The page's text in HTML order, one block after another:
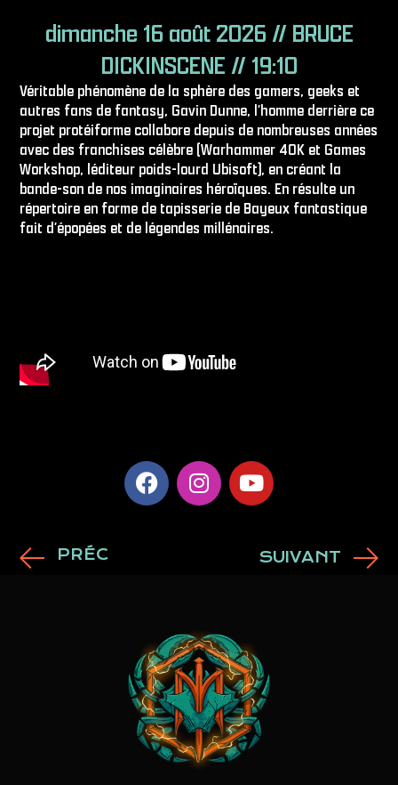
dimanche 16 août 2026 // BRUCE
DICKINSCENE // 19:10
Véritable phénomène de la sphère des gamers, geeks et
autres fans de fantasy, Gavin Dunne, l′homme derrière ce
projet protéiforme collabore depuis de nombreuses années
avec des franchises célèbre (Warhammer 40K et Games
Workshop, l’éditeur poids-lourd Ubisoft), en créant la
bande-son de nos imaginaires héroïques. En résulte un
répertoire en forme de tapisserie de Bayeux fantastique
fait d′épopées et de légendes millénaires.
PRÉC SUIVANT